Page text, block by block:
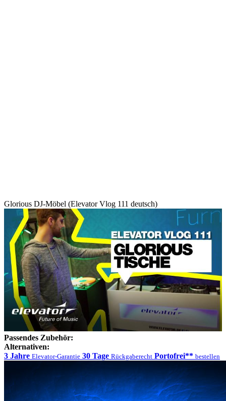
Glorious DJ-Möbel (Elevator Vlog 111 deutsch)
Passendes Zubehör:
Alternativen:
3 Jahre Elevator-Garantie 30 Tage Rückgaberecht Portofrei** bestellen